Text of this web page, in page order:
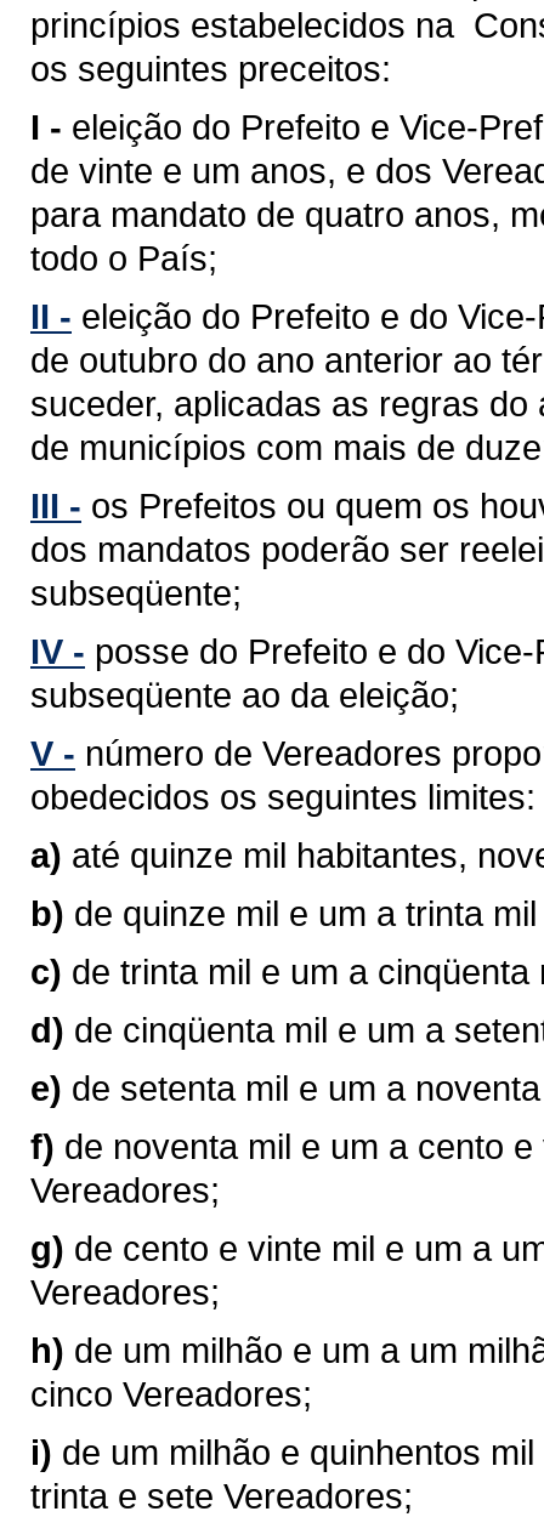
princípios estabelecidos na
os seguintes preceitos:
I - eleição do Prefeito e Vice-
de vinte e um anos, e dos
para mandato de quatro anos,
todo o País;
II - eleição do Prefeito e do
de outubro do ano anterior ao
suceder, aplicadas as regras
de municípios com mais de
III - os Prefeitos ou quem os
dos mandatos poderão ser
subseqüente;
IV - posse do Prefeito e do
subseqüente ao da eleição;
V - número de Vereadores
obedecidos os seguintes limites:
a) até quinze mil habitantes,
b) de quinze mil e um a trinta
c) de trinta mil e um a
d) de cinqüenta mil e um a
e) de setenta mil e um a
f) de noventa mil e um a cento
Vereadores;
g) de cento e vinte mil e um a
Vereadores;
h) de um milhão e um a um
cinco Vereadores;
i) de um milhão e quinhentos
trinta e sete Vereadores;